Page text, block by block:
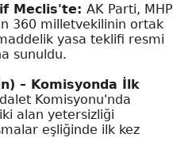
Meclis'te: AK Parti, MHP
360 milletvekilinin ortak
yasa teklifi resmi
sunuldu.
– Komisyonda İlk
Komisyonu'nda
alan yetersizliği
eşliğinde ilk kez